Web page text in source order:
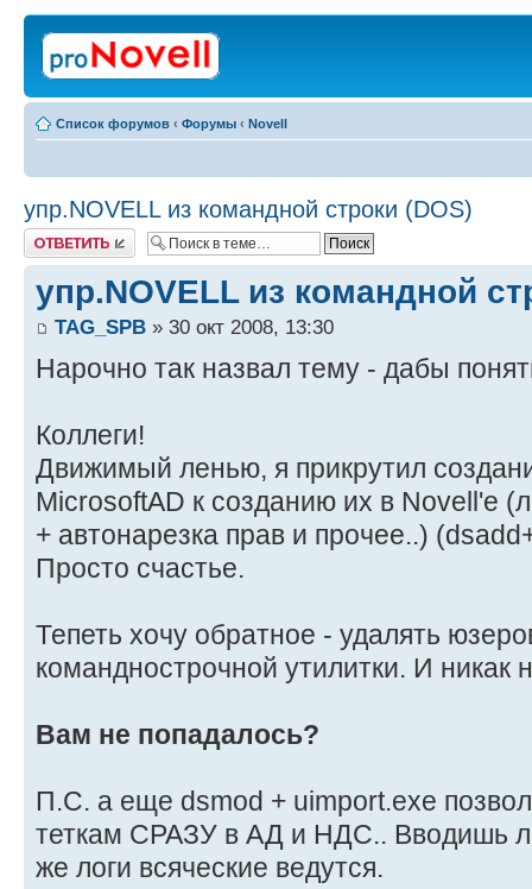
Список форумов ‹ Форумы ‹ Novell
упр.NOVELL из командной строки (DOS)
Ответить
упр.NOVELL из командной
TAG_SPB » 30 окт 2008, 13:30
Нарочно так назвал тему - дабы
Коллеги!
Движимый ленью, я прикрутил
MicrosoftAD к созданию их в Novell'е
+ автонарезка прав и прочее..)
Просто счастье.
Тепеть хочу обратное - удалять
команднострочной утилитки. И никак
Вам не попадалось?
П.С. а еще dsmod + uimport.exe
теткам СРАЗУ в АД и НДС.. Вводишь
же логи всяческие ведутся.